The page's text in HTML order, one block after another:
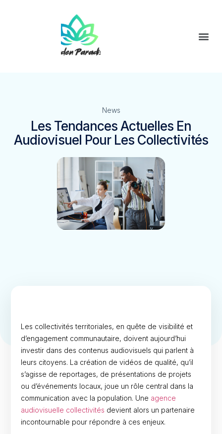
News
Les Tendances Actuelles En
Audiovisuel Pour Les Collectivités
Les collectivités territoriales, en quête de visibilité et
d’engagement communautaire, doivent aujourd’hui
investir dans des contenus audiovisuels qui parlent à
leurs citoyens. La création de vidéos de qualité, qu’il
s’agisse de reportages, de présentations de projets
ou d’événements locaux, joue un rôle central dans la
communication avec la population. Une agence
audiovisuelle collectivités devient alors un partenaire
incontournable pour répondre à ces enjeux.